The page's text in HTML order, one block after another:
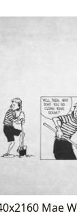
Mae